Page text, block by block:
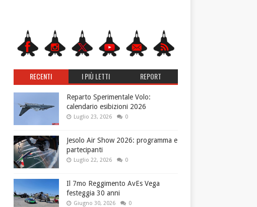
RECENTI I PIÙ LETTI REPORT
Reparto Sperimentale Volo:
calendario esibizioni 2026
Luglio 23, 2026 0
Jesolo Air Show 2026: programma e
partecipanti
Luglio 22, 2026 0
Il 7mo Reggimento AvEs Vega
festeggia 30 anni
Giugno 30, 2026 0